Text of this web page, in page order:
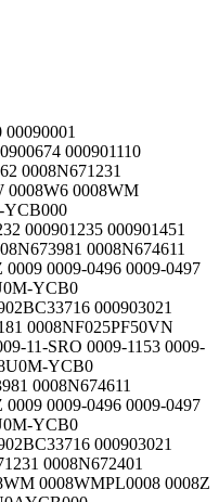
000902BC33716 000903021 000903BC33725 00090496 00090497 00090498 000904BC33740 000905461 0008N671231 0008N672401 0008N673981 0008N674611 0008N675551 0008N678181 0008NF025PF50VN 0008NF50V 0008OHM25121 0008P012 0008R5302 0008T01 0008VIC 0008W 0008W6 0008WM 0008WMPL0008 0008Z 0009 0009-0496 0009-0497 0009-0498 0009-11 0009-11-SRO 0009-1153 0009-1661 0009-1691 0009-ND 00090 000900 00090001 00090001208U0A-YCB000 00090001208U0AYCB000 00090001208U0M-YCB0 00090001208U0MYCB0 00090001G08U0M-YCB0 00090001G08U0MYCB0 000900